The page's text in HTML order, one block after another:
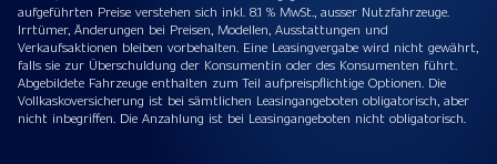
aufgeführten Preise verstehen sich inkl. 8.1 % MwSt., ausser Nutzfahrzeuge.
Irrtümer, Änderungen bei Preisen, Modellen, Ausstattungen und
Verkaufsaktionen bleiben vorbehalten. Eine Leasingvergabe wird nicht gewährt,
falls sie zur Überschuldung der Konsumentin oder des Konsumenten führt.
Abgebildete Fahrzeuge enthalten zum Teil aufpreispflichtige Optionen. Die
Vollkaskoversicherung ist bei sämtlichen Leasingangeboten obligatorisch, aber
nicht inbegriffen. Die Anzahlung ist bei Leasingangeboten nicht obligatorisch.